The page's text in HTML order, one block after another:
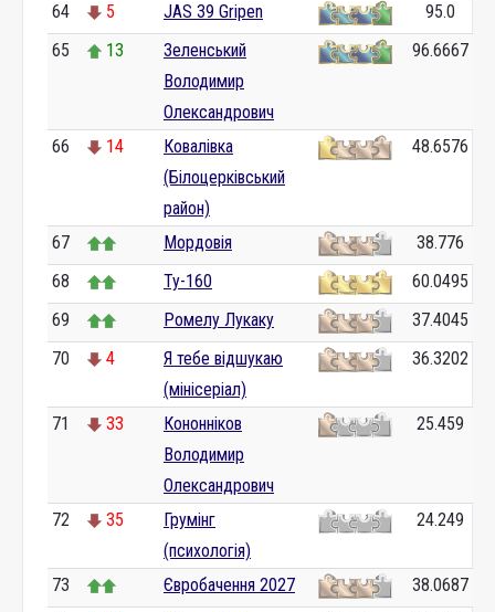
64
5 JAS 39 Gripen
95.0
65
13
Зеленський
Володимир
Олександрович
96.6667
66 14
Ковалівка
(Білоцерківський
район)
48.6576
67 Мордовія
38.776
68
Ту-160
60.0495
69
Ромелу Лукаку
37.4045
70
4
Я тебе відшукаю
(мінісеріал)
36.3202
71 33
Кононніков
Володимир
Олександрович
25.459
72 35
Грумінг
(психологія)
24.249
73 Євробачення 2027
38.0687